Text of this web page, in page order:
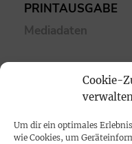
Cookie-
Um dir ein optimales
wie Cookies, um
PRINTAUSGABE
Mediadaten
Impressum
SPENDEN